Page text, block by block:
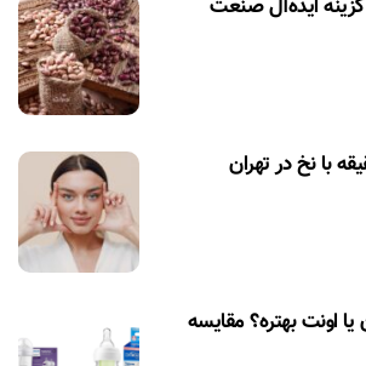
گزینه ایده‌آل صنعت
اونت بهتره؟ مقایسه